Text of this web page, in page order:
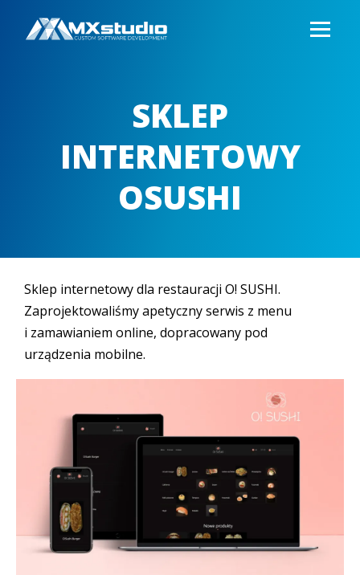
SKLEP
INTERNETOWY
OSUSHI
Sklep internetowy dla restauracji O! SUSHI.
Zaprojektowaliśmy apetyczny serwis z menu
i zamawianiem online, dopracowany pod
urządzenia mobilne.